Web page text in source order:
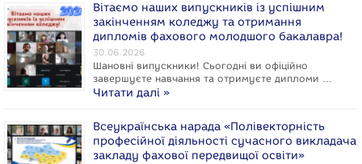
Вітаємо наших випускників із успішним
закінченням коледжу та отримання
дипломів фахового молодшого бакалавра!
30.06.2026
Шановні випускники! Сьогодні ви офіційно
завершуєте навчання та отримуєте дипломи …
Читати далі »
Всеукраїнська нарада «Полівекторність
професійної діяльності сучасного викладача
закладу фахової передвищої освіти»